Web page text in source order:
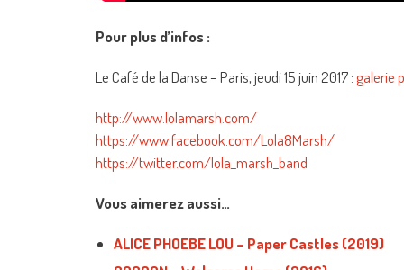
Pour plus d’infos :
Le Café de la Danse – Paris, jeudi 15 juin 2017 :galerie
http://www.lolamarsh.com/
https://www.facebook.com/Lola8Marsh/
https://twitter.com/lola_marsh_band
Vous aimerez aussi…
ALICE PHOEBE LOU – Paper Castles (2019)